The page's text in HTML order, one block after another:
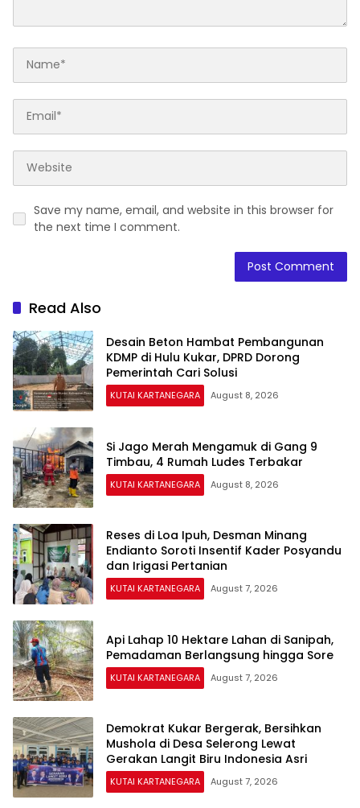
Save my name, email, and website in this browser for
the next time I comment.
Read Also
Desain Beton Hambat Pembangunan
KDMP di Hulu Kukar, DPRD Dorong
Pemerintah Cari Solusi
KUTAI KARTANEGARA August 8, 2026
Si Jago Merah Mengamuk di Gang 9
Timbau, 4 Rumah Ludes Terbakar
KUTAI KARTANEGARA August 8, 2026
Reses di Loa Ipuh, Desman Minang
Endianto Soroti Insentif Kader Posyandu
dan Irigasi Pertanian
KUTAI KARTANEGARA August 7, 2026
Api Lahap 10 Hektare Lahan di Sanipah,
Pemadaman Berlangsung hingga Sore
KUTAI KARTANEGARA August 7, 2026
Demokrat Kukar Bergerak, Bersihkan
Mushola di Desa Selerong Lewat
Gerakan Langit Biru Indonesia Asri
KUTAI KARTANEGARA August 7, 2026